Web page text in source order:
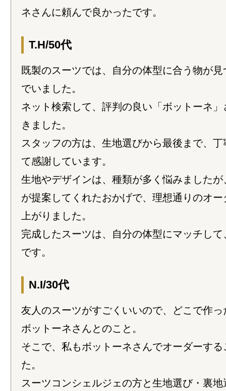
ネさんに頼んで良かったです。
T.H/50代
既製のスーツでは、自分の体型に合う物が
でいました。
ネット検索して、評判の良い「ボットーネ
きました。
スタッフの方は、生地選びから最後まで、
て感謝しています。
生地やデザインは、種類が多く悩みました
が提案してくれたおかげで、理想通りのオ
上がりました。
完成したスーツは、自分の体型にマッチし
です。
N.I/30代
友人のスーツがすごくいいので、どこで作
ボットーネさんとのこと。
そこで、私もボットーネさんでオーダーす
た。
スーツコンシェルジェの方と生地選び・裏